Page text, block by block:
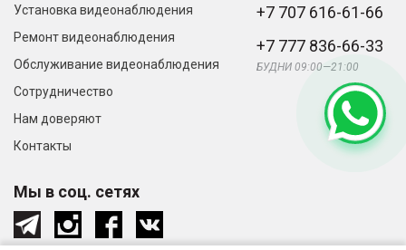
Установка видеонаблюдения
Ремонт видеонаблюдения
Обслуживание видеонаблюдения
Сотрудничество
Нам доверяют
Контакты
+7 707 616-61-66
+7 777 836-66-33
БУДНИ 09:00—21:00
Мы в соц. сетях